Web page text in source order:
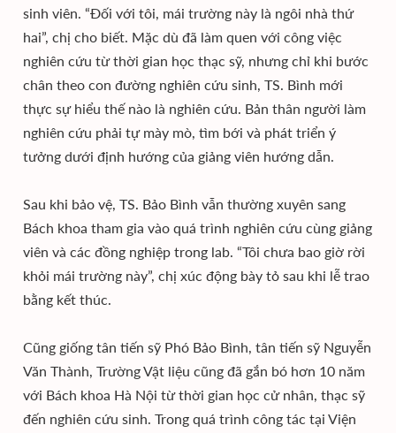
sinh viên. “Đối với tôi, mái trường này là ngôi nhà thứ
hai”, chị cho biết. Mặc dù đã làm quen với công việc
nghiên cứu từ thời gian học thạc sỹ, nhưng chỉ khi bước
chân theo con đường nghiên cứu sinh, TS. Bình mới
thực sự hiểu thế nào là nghiên cứu. Bản thân người làm
nghiên cứu phải tự mày mò, tìm bới và phát triển ý
tưởng dưới định hướng của giảng viên hướng dẫn.
Sau khi bảo vệ, TS. Bảo Bình vẫn thường xuyên sang
Bách khoa tham gia vào quá trình nghiên cứu cùng giảng
viên và các đồng nghiệp trong lab. “Tôi chưa bao giờ rời
khỏi mái trường này”, chị xúc động bày tỏ sau khi lễ trao
bằng kết thúc.
Cũng giống tân tiến sỹ Phó Bảo Bình, tân tiến sỹ Nguyễn
Văn Thành, Trường Vật liệu cũng đã gắn bó hơn 10 năm
với Bách khoa Hà Nội từ thời gian học cử nhân, thạc sỹ
đến nghiên cứu sinh. Trong quá trình công tác tại Viện